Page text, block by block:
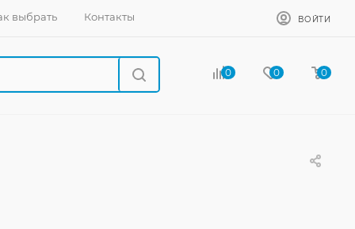
выбрать Контакты ВОЙТИ
0 0 0